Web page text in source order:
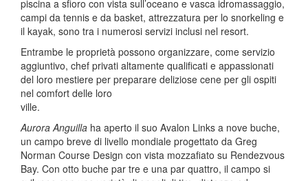
piscina a sfioro con vista sull’oceano e vasca idromassaggio,
campi da tennis e da basket, attrezzatura per lo snorkeling e
il kayak, sono tra i numerosi servizi inclusi nel resort.
Entrambe le proprietà possono organizzare, come servizio
aggiuntivo, chef privati altamente qualificati e appassionati
del loro mestiere per preparare deliziose cene per gli ospiti
nel comfort delle loro
ville.
Aurora Anguilla ha aperto il suo Avalon Links a nove buche,
un campo breve di livello mondiale progettato da Greg
Norman Course Design con vista mozzafiato su Rendezvous
Bay. Con otto buche par tre e una par quattro, il campo si